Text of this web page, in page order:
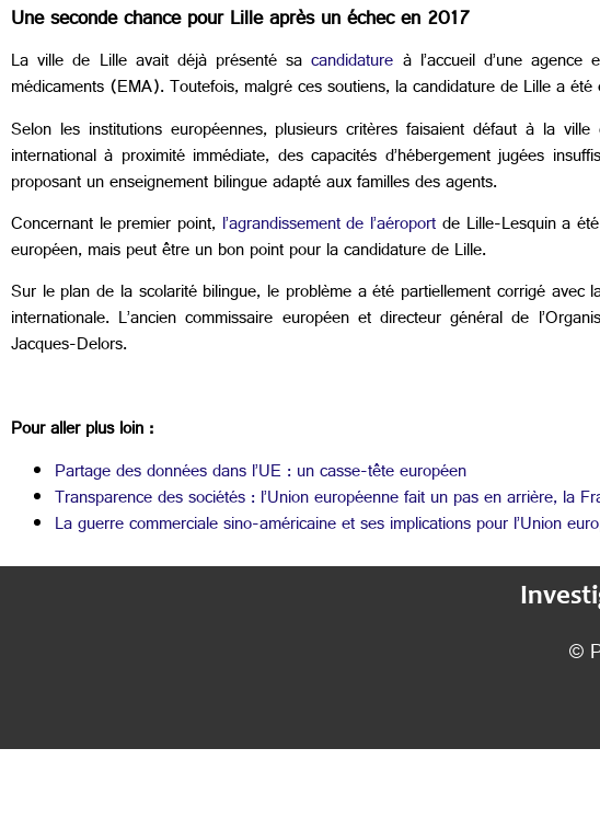
Une seconde chance pour Lille après un échec en 2017
La ville de Lille avait déjà présenté sacandidature à l’accueil d’une
médicaments (EMA). Toutefois, malgré ces soutiens, la candidature de Lille a
Selon les institutions européennes, plusieurs critères faisaient défaut à la
international à proximité immédiate, des capacités d’hébergement jugées
proposant un enseignement bilingue adapté aux familles des agents.
Concernant le premier point, l’agrandissement de l’aéroportde Lille‑Lesquin a
européen, mais peut être un bon point pour la candidature de Lille.
Sur le plan de la scolarité bilingue, le problème a été partiellement corrigé avec
internationale. L’ancien commissaire européen et directeur général de
Jacques-Delors.
Pour aller plus loin :
Partage des données dans l’UE : un casse-tête européen
Transparence des sociétés : l’Union européenne fait un pas en arrière, la
La guerre commerciale sino-américaine et ses implications pour l’Union
©